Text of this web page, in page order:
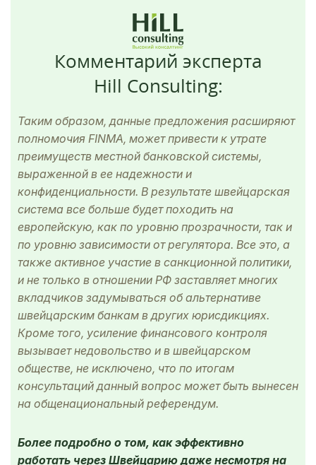
Комментарий эксперта
Hill Consulting:
Таким образом, данные предложения расширяют
полномочия FINMA, может привести к утрате
преимуществ местной банковской системы,
выраженной в ее надежности и
конфиденциальности. В результате швейцарская
система все больше будет походить на
европейскую, как по уровню прозрачности, так и
по уровню зависимости от регулятора. Все это, а
также активное участие в санкционной политики,
и не только в отношении РФ заставляет многих
вкладчиков задумываться об альтернативе
швейцарским банкам в других юрисдикциях.
Кроме того, усиление финансового контроля
вызывает недовольство и в швейцарском
обществе, не исключено, что по итогам
консультаций данный вопрос может быть вынесен
на общенациональный референдум.
Более подробно о том, как эффективно
работать через Швейцарию даже несмотря на